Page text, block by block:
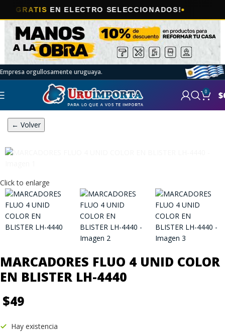
EN ELECTRO SELECCIONADOS!
Empresa orgullosamente uruguaya.
0 $
← Volver
Click to enlarge
MARCADORES FLUO 4 UNID COLOR
EN BLISTER LH-4440
$49
Hay existencia